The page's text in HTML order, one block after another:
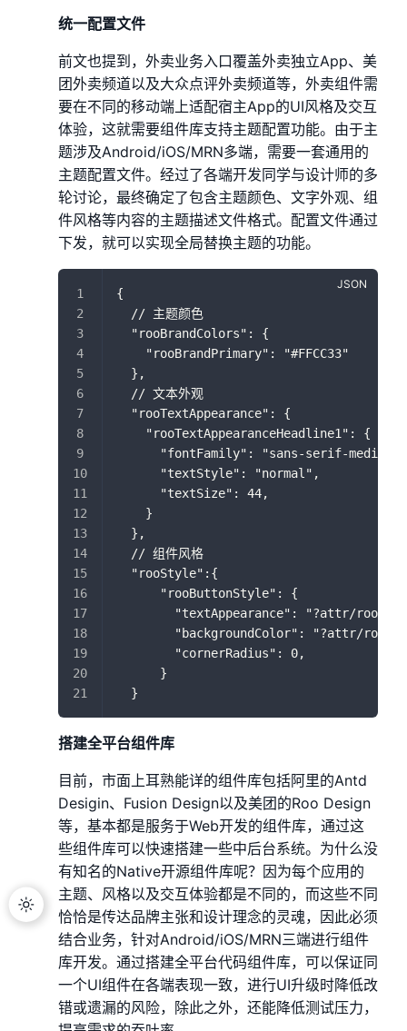
统一配置文件
前文也提到，外卖业务入口覆盖外卖独立App、美
团外卖频道以及大众点评外卖频道等，外卖组件需
要在不同的移动端上适配宿主App的UI风格及交互
体验，这就需要组件库支持主题配置功能。由于主
题涉及Android/iOS/MRN多端，需要一套通用的
主题配置文件。经过了各端开发同学与设计师的多
轮讨论，最终确定了包含主题颜色、文字外观、组
件风格等内容的主题描述文件格式。配置文件通过
下发，就可以实现全局替换主题的功能。
{
  // 主题颜色
  "rooBrandColors": {
    "rooBrandPrimary": "#FFCC33"
  },
  // 文本外观
  "rooTextAppearance": {
    "rooTextAppearanceHeadline1": {
"fontFamily": "sans-serif-
"textStyle": "normal",
"textSize": 44,
    }
  },
  // 组件风格
  "rooStyle":{
      "rooButtonStyle": {
"textAppearance": "?attr/
"backgroundColor": "?attr/
        "cornerRadius": 0,
      }
  }
搭建全平台组件库
目前，市面上耳熟能详的组件库包括阿里的Antd
Desigin、Fusion Design以及美团的Roo Design
等，基本都是服务于Web开发的组件库，通过这
些组件库可以快速搭建一些中后台系统。为什么没
有知名的Native开源组件库呢？因为每个应用的
主题、风格以及交互体验都是不同的，而这些不同
恰恰是传达品牌主张和设计理念的灵魂，因此必须
结合业务，针对Android/iOS/MRN三端进行组件
库开发。通过搭建全平台代码组件库，可以保证同
一个UI组件在各端表现一致，进行UI升级时降低改
错或遗漏的风险，除此之外，还能降低测试压力，